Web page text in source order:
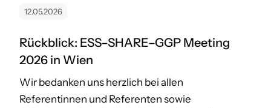
12.05.2026
Rückblick: ESS–SHARE–GGP Meeting
2026 in Wien
Wir bedanken uns herzlich bei allen
Referentinnen und Referenten sowie